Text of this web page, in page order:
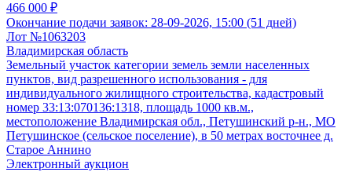
466 000 ₽
Окончание подачи заявок: 28-09-2026, 15:00 (51 дней)
Лот №1063203
Владимирская область
Земельный участок категории земель земли населенных
пунктов, вид разрешенного использования - для
индивидуального жилищного строительства, кадастровый
номер 33:13:070136:1318, площадь 1000 кв.м.,
местоположение Владимирская обл., Петушинский р-н., МО
Петушинское (сельское поселение), в 50 метрах восточнее д.
Старое Аннино
Электронный аукцион